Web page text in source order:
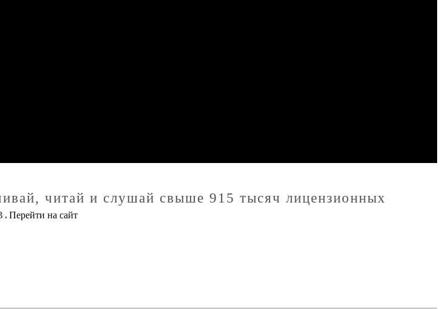
читай и слушай свыше 915 тысяч лицензионных
Перейти на сайт